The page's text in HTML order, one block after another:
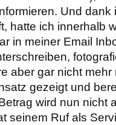
Und dank
hatte ich innerhalb
in meiner Email
aber gar nicht
gezeigt und
wird nun nicht
seinem Ruf als